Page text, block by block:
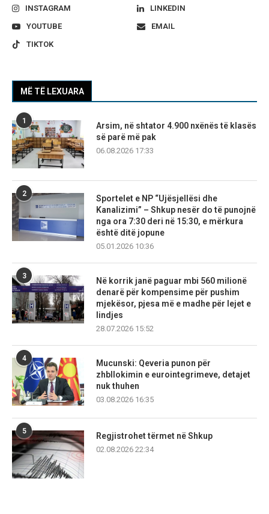
INSTAGRAM
LINKEDIN
YOUTUBE
EMAIL
TIKTOK
MË TË LEXUARA
1
Arsim, në shtator 4.900 nxënës të klasës
së parë më pak
06.08.2026 17:33
2
Sportelet e NP “Ujësjellësi dhe
Kanalizimi” – Shkup nesër do të punojnë
nga ora 7:30 deri në 15:30, e mërkura
është ditë jopune
05.01.2026 10:36
3
Në korrik janë paguar mbi 560 milionë
denarë për kompensime për pushim
mjekësor, pjesa më e madhe për lejet e
lindjes
28.07.2026 15:52
4
Mucunski: Qeveria punon për
zhbllokimin e eurointegrimeve, detajet
nuk thuhen
03.08.2026 16:35
5
Regjistrohet tërmet në Shkup
02.08.2026 22:34